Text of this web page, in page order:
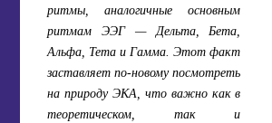
ритмы, аналогичные основным
ритмам ЭЭГ — Дельта, Бета,
Альфа, Тета и Гамма. Этот факт
заставляет по-новому посмотреть
на природу ЭКА, что важно как в
теоретическом, так и